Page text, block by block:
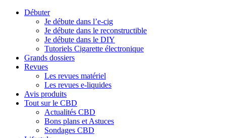
Débuter
Je débute dans l’e-cig
Je débute dans le reconstructible
Je débute dans le DIY
Tutoriels Cigarette électronique
Grands dossiers
Revues
Les revues matériel
Les revues e-liquides
Avis produits
Tout sur le CBD
Actualités CBD
Bons plans et Astuces
Sondages CBD